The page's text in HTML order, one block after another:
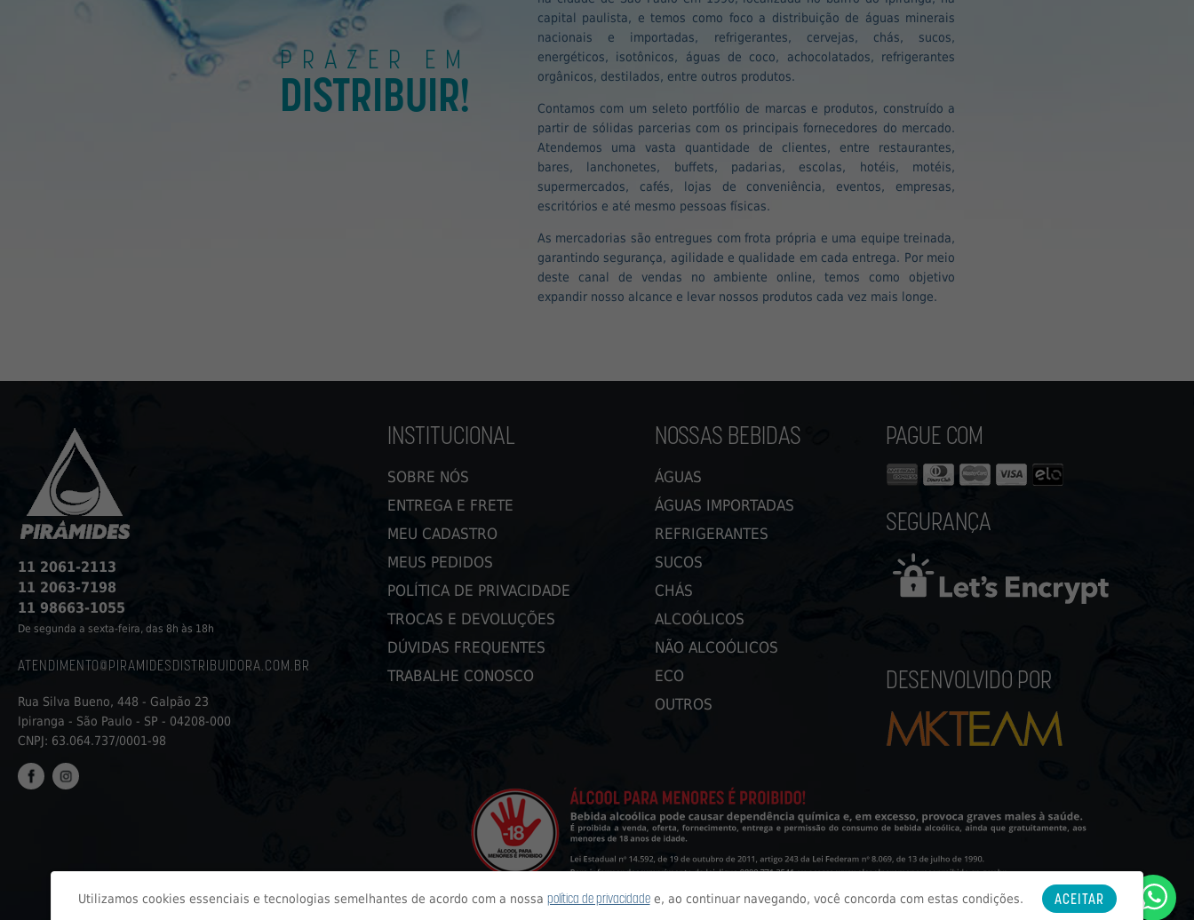
PRAZER EM
DISTRIBUIR!
capital paulista, e temos como foco a distribuição de águas minerais
nacionais e importadas, refrigerantes, cervejas, chás, sucos,
energéticos, isotônicos, águas de coco, achocolatados, refrigerantes
orgânicos, destilados, entre outros produtos.
Contamos com um seleto portfólio de marcas e produtos, construído a
partir de sólidas parcerias com os principais fornecedores do mercado.
Atendemos uma vasta quantidade de clientes, entre restaurantes,
bares, lanchonetes, buffets, padarias, escolas, hotéis, motéis,
supermercados, cafés, lojas de conveniência, eventos, empresas,
escritórios e até mesmo pessoas físicas.
As mercadorias são entregues com frota própria e uma equipe treinada,
garantindo segurança, agilidade e qualidade em cada entrega. Por meio
deste canal de vendas no ambiente online, temos como objetivo
expandir nosso alcance e levar nossos produtos cada vez mais longe.
11 2061-2113
11 2063-7198
11 98663-1055
De segunda a sexta-feira, das 8h às 18h
ATENDIMENTO@PIRAMIDESDISTRIBUIDORA.COM.BR
Rua Silva Bueno, 448 - Galpão 23
Ipiranga - São Paulo - SP - 04208-000
CNPJ: 63.064.737/0001-98
FACEBOOK INSTAGRAM
INSTITUCIONAL
SOBRE NÓS
ENTREGA E FRETE
MEU CADASTRO
MEUS PEDIDOS
POLÍTICA DE PRIVACIDADE
TROCAS E DEVOLUÇÕES
DÚVIDAS FREQUENTES
TRABALHE CONOSCO
NOSSAS BEBIDAS
ÁGUAS
ÁGUAS IMPORTADAS
REFRIGERANTES
SUCOS
CHÁS
ALCOÓLICOS
NÃO ALCOÓLICOS
ECO
OUTROS
PAGUE COM
SEGURANÇA
DESENVOLVIDO POR
Utilizamos cookies essenciais e tecnologias semelhantes de acordo com a nossa política de privacidadee, ao continuar navegando, você concorda com estas condições. ACEITAR